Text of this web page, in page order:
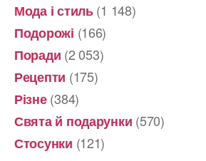
Мода і стиль(1 148)
Подорожі (166)
Поради (2 053)
Рецепти (175)
Різне(384)
Свята й подарунки (570)
Стосунки (121)